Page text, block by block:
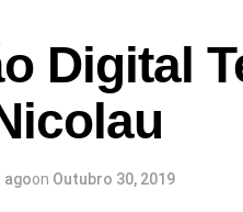
Digital
agoon Outubro 30, 2019